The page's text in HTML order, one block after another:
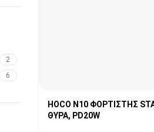
2
6
HOCO N10 ΦΟΡΤΙΣΤΗΣ
ΘΥΡΑ, PD20W